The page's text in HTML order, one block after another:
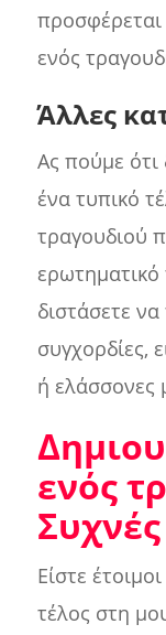
προσφέρεται
ενός
Άλλες
Ας πούμε ότι
ένα τυπικό
τραγουδιού
διστάσετε να
συγχορδίες,
ή ελάσσονες
ενός
Είστε
τέλος στη